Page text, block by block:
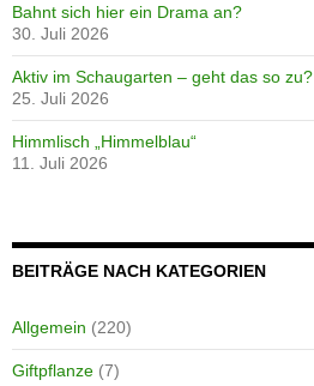
Bahnt sich hier ein Drama an?
30. Juli 2026
Aktiv im Schaugarten – geht das so zu?
25. Juli 2026
Himmlisch „Himmelblau“
11. Juli 2026
BEITRÄGE NACH KATEGORIEN
Allgemein (220)
Giftpflanze (7)